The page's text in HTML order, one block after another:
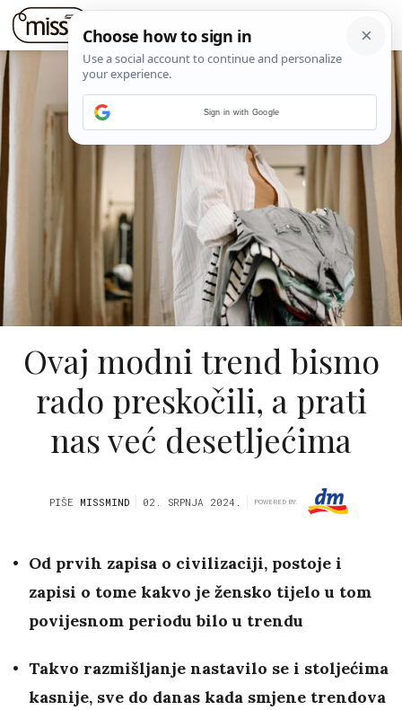
Ovaj modni trend bismo
rado preskočili, a prati
nas već desetljećima
PIŠE MISSMIND 02. SRPNJA 2024. POWERED BY:
Od prvih zapisa o civilizaciji, postoje i
zapisi o tome kakvo je žensko tijelo u tom
povijesnom periodu bilo u trendu
Takvo razmišljanje nastavilo se i stoljećima
kasnije, sve do danas kada smjene trendova
Sign in with Google